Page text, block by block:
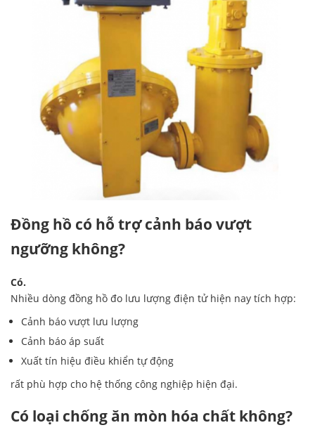
Đồng hồ có hỗ trợ cảnh báo vượt
ngưỡng không?
Có.
Nhiều dòng đồng hồ đo lưu lượng điện tử hiện nay tích hợp:
Cảnh báo vượt lưu lượng
Cảnh báo áp suất
Xuất tín hiệu điều khiển tự động
rất phù hợp cho hệ thống công nghiệp hiện đại.
Có loại chống ăn mòn hóa chất không?